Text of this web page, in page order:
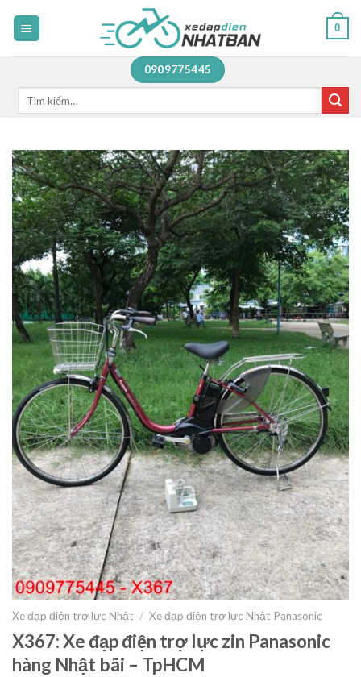
0
0909775445
Tìm
Xe đạp điện trợ lực Nhật / Xe đạp điện trợ lực Nhật Panasonic
X367: Xe đạp điện trợ lực zin Panasonic
hàng Nhật bãi – TpHCM